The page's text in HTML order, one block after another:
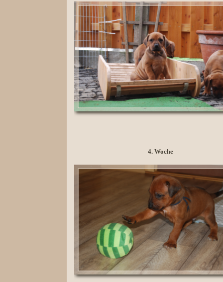
4. Woche